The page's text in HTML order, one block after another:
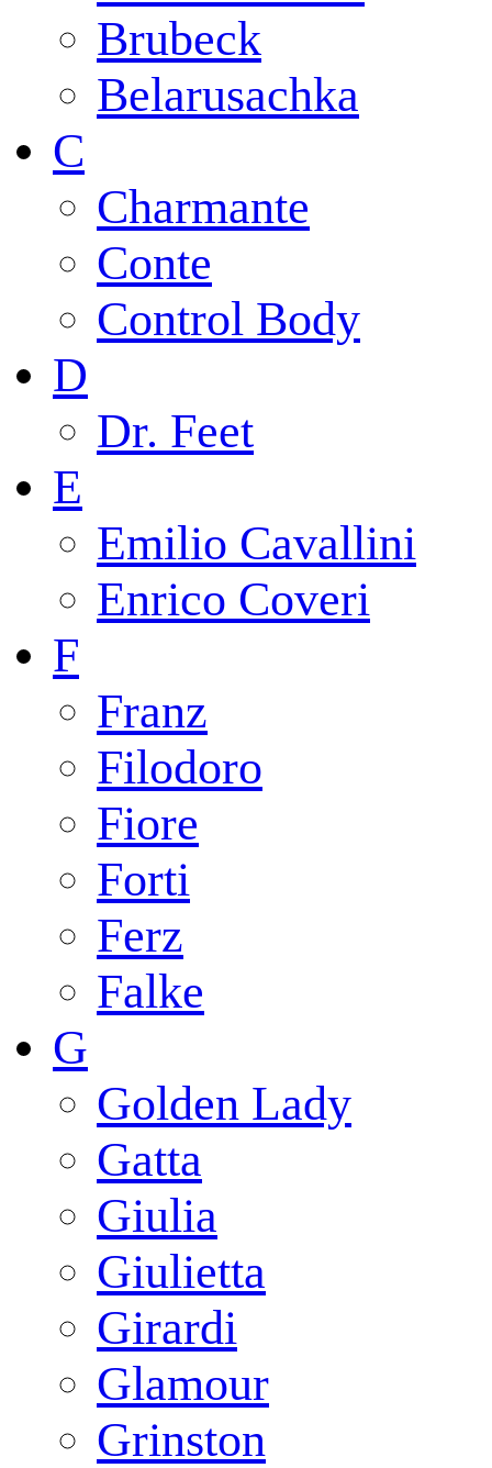
Brubeck
Belarusachka
C
Charmante
Conte
Control Body
D
Dr. Feet
E
Emilio Cavallini
Enrico Coveri
F
Franz
Filodoro
Fiore
Forti
Ferz
Falke
G
Golden Lady
Gatta
Giulia
Giulietta
Girardi
Glamour
Grinston